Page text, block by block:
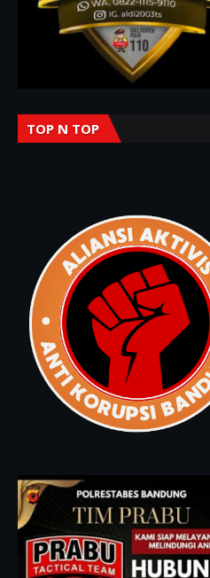
TOP N TOP